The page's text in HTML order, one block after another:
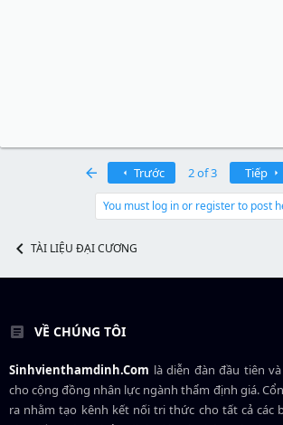
Trước 2 of 3 Tiếp
You must log in or register to post
TÀI LIỆU ĐẠI CƯƠNG
VỀ CHÚNG TÔI
Sinhvienthamdinh.Com là diễn đàn đầu tiên
cho cộng đồng nhân lực ngànhthẩm định giá.
ra nhằm tạo kênh kết nối tri thức cho tất cả các